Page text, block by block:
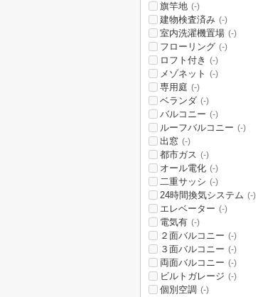
旗竿地 (-)
建物検査済み (-)
室内洗濯機置場 (-)
フローリング (-)
ロフト付き (-)
メゾネット (-)
専用庭 (-)
ベランダ (-)
バルコニー (-)
ルーフバルコニー (-)
出窓 (-)
都市ガス (-)
オール電化 (-)
二重サッシ (-)
24時間換気システム (-)
エレベーター (-)
電気有 (-)
２面バルコニー (-)
３面バルコニー (-)
両面バルコニー (-)
ビルトガレージ (-)
個別空調 (-)